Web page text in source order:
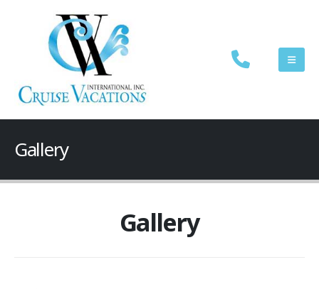
Gallery
Gallery